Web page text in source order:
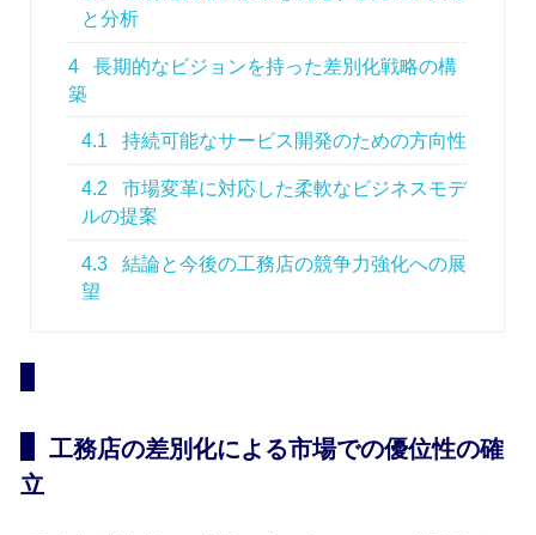
と分析
4
長期的なビジョンを持った差別化戦略の構
築
4.1 持続可能なサービス開発のための方向性
4.2
市場変革に対応した柔軟なビジネスモデ
ルの提案
4.3
結論と今後の工務店の競争力強化への展
望
工務店の差別化による市場での優位性の確
立